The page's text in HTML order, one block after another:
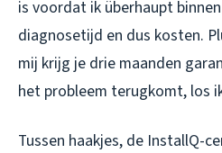
is voordat ik überhaupt
diagnosetijd en dus kosten.
mij krijg je drie maanden
het probleem terugkomt, los
Tussen haakjes, de InstallQ-